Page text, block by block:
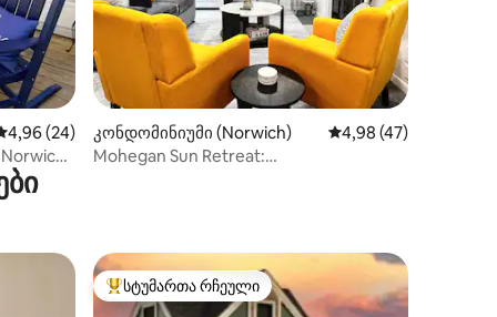
შეფასებაა 5‑დან 4,96, 24 მიმოხილვა
4,96 (24)
კონდომინიუმი (Norwich) საშუალო შეფასებაა
4,98 (47)
Mohegan Sun Retreat:
სტუმართა რჩეული მოწინავე ვარიანტი
სტუმართა რჩეული